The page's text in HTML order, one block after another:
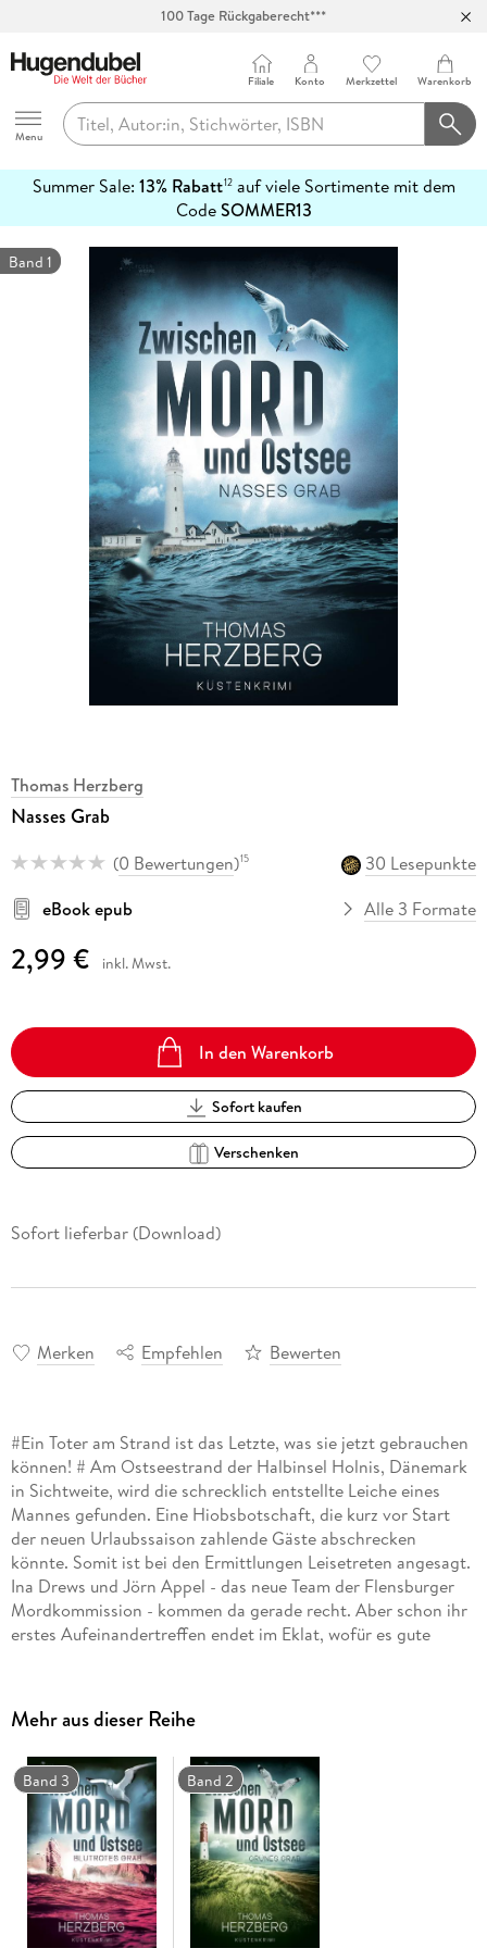
100 Tage Rückgaberecht***
Hugendubel
Menu
Filiale Konto Merkzettel Warenkorb
Summer Sale: 13% Rabatt12auf viele Sortimente mit dem
CodeSOMMER13
erfahren
Band 1
Thomas Herzberg
Nasses Grab
(0 Bewertungen)15
30 Lesepunkte
eBook epub
Alle 3 Formate
2,99 € inkl. Mwst.
In den Warenkorb
Sofort kaufen
Verschenken
Sofort lieferbar (Download)
Merken Empfehlen Bewerten
#Ein Toter am Strand ist das Letzte, was sie jetzt gebrauchen
können! # Am Ostseestrand der Halbinsel Holnis, Dänemark
in Sichtweite, wird die schrecklich entstellte Leiche eines
Mannes gefunden. Eine Hiobsbotschaft, die kurz vor Start
der neuen Urlaubssaison zahlende Gäste abschrecken
könnte. Somit ist bei den Ermittlungen Leisetreten angesagt.
Ina Drews und Jörn Appel - das neue Team der Flensburger
Mordkommission - kommen da gerade recht. Aber schon ihr
erstes Aufeinandertreffen endet im Eklat, wofür es gute
erfreulich schnell voran. Doch mehr und mehr versinkt alles
sicher Geglaubte in einem Strudel aus Lügen und
Halbwahrheiten. Hinzu kommt Druck von oben, mit dem sich
Ina und Jörn noch zusätzlich herumschlagen müssen. Dabei
gerät selbst der Mordfall zeitweise in Vergessenheit. . . Der
Nummer 1 Küstenkrimi von Bestseller-Autor Thomas
Herzberg. --- Zwischen Mord und Ostsee - Ein Tippfehler?
Keineswegs! Vielmehr definiert diese Schreibweise, wo genau
die Kommissare Ina Drews und Jörn Appel in dieser Krimi-
Reihe auf die Jagd nach Mördern gehen. Zwischen den
Mehr aus dieser Reihe
Band 3 Band 2